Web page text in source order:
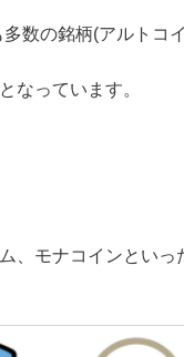
数の銘柄(アルトコ
なっています。
、モナコインといっ